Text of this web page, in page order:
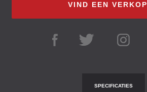
VIND EEN
SPECIFICATIES